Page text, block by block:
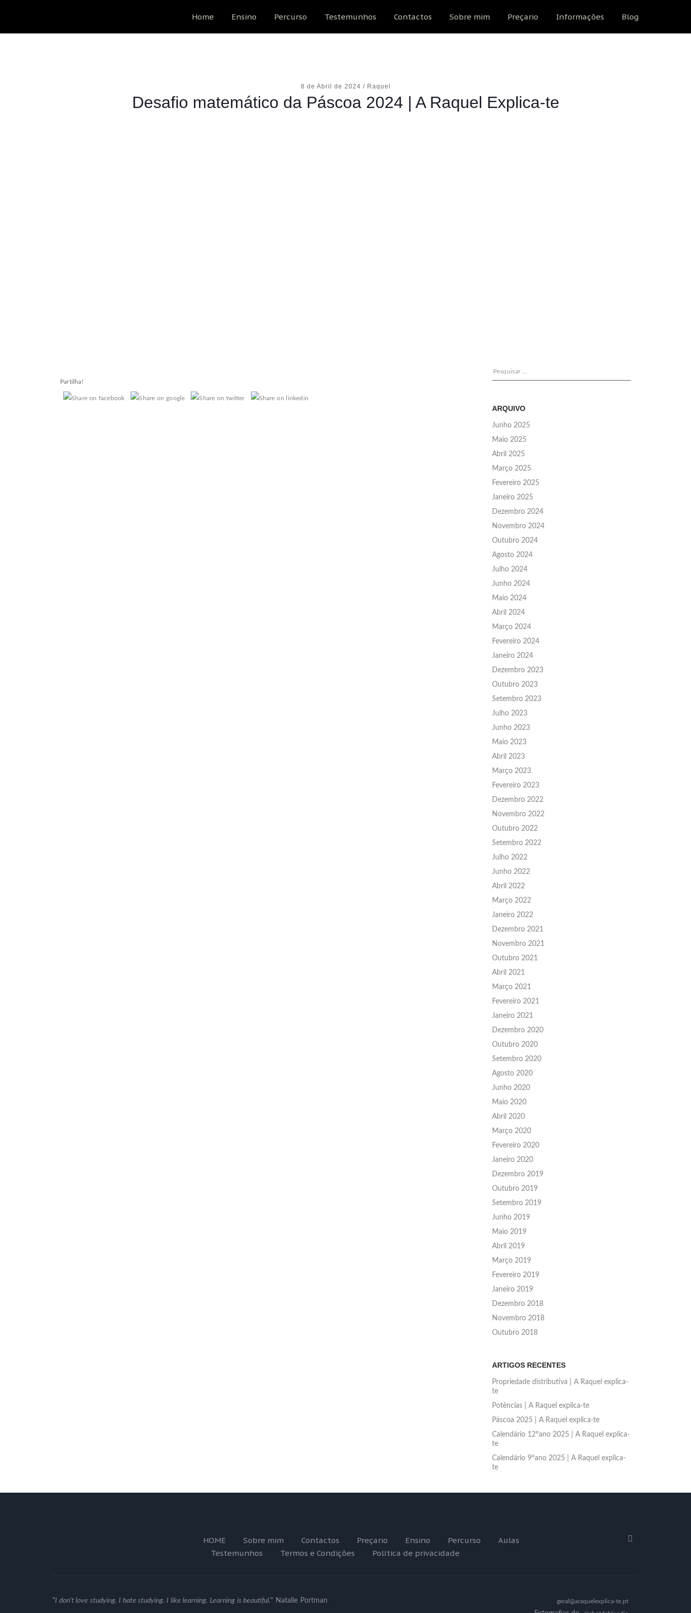
Home Ensino Percurso Testemunhos Contactos Sobre mim Preçario Informações Blog
8 de Abril de 2024 / Raquel
Desafio matemático da Páscoa 2024 | A Raquel Explica-te
Partilha!
Pesquisar
por:
ARQUIVO
Junho 2025
Maio 2025
Abril 2025
Março 2025
Fevereiro 2025
Janeiro 2025
Dezembro 2024
Novembro 2024
Outubro 2024
Agosto 2024
Julho 2024
Junho 2024
Maio 2024
Abril 2024
Março 2024
Fevereiro 2024
Janeiro 2024
Dezembro 2023
Outubro 2023
Setembro 2023
Julho 2023
Junho 2023
Maio 2023
Abril 2023
Março 2023
Fevereiro 2023
Dezembro 2022
Novembro 2022
Outubro 2022
Setembro 2022
Julho 2022
Junho 2022
Abril 2022
Março 2022
Janeiro 2022
Dezembro 2021
Novembro 2021
Outubro 2021
Abril 2021
Março 2021
Fevereiro 2021
Janeiro 2021
Dezembro 2020
Outubro 2020
Setembro 2020
Agosto 2020
Junho 2020
Maio 2020
Abril 2020
Março 2020
Fevereiro 2020
Janeiro 2020
Dezembro 2019
Outubro 2019
Setembro 2019
Junho 2019
Maio 2019
Abril 2019
Março 2019
Fevereiro 2019
Janeiro 2019
Dezembro 2018
Novembro 2018
Outubro 2018
ARTIGOS RECENTES
Propriedade distributiva | A Raquel explica-
te
Potências | A Raquel explica-te
Páscoa 2025 | A Raquel explica-te
Calendário 12ºano 2025 | A Raquel explica-
te
Calendário 9ºano 2025 | A Raquel explica-
te
HOME Sobre mim Contactos Preçario Ensino Percurso
Aulas
Testemunhos
Termos e Condições Política de privacidade
"I don't love studying. I hate studying. I like learning. Learning is beautiful." Natalie Portman geral@araquelexplica-te.pt